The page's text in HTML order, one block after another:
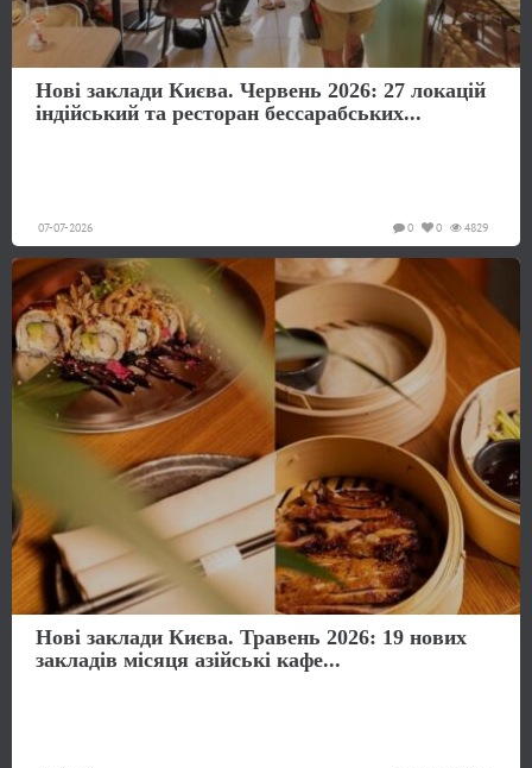
Нові заклади Києва. Червень 2026: 27 локацій
індійський та ресторан бессарабських...
07-07-2026 4829
0
0
Нові заклади Києва. Травень 2026: 19 нових
закладів місяця азійські кафе...